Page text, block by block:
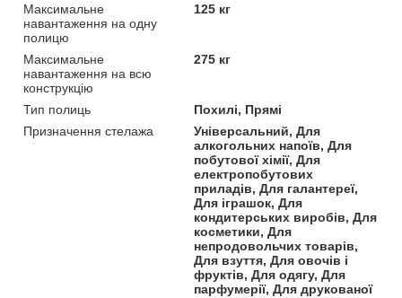
Максимальне
навантаження на одну
полицю
125 кг
Максимальне
навантаження на всю
конструкцію
275 кг
Тип полиць
Похилі, Прямі
Призначення стелажа
Універсальний, Для
алкогольних напоїв, Для
побутової хімії, Для
електропобутових
приладів, Для галантереї,
Для іграшок, Для
кондитерських виробів, Для
косметики, Для
непродовольчих товарів,
Для взуття, Для овочів і
фруктів, Для одягу, Для
парфумерії, Для друкованої